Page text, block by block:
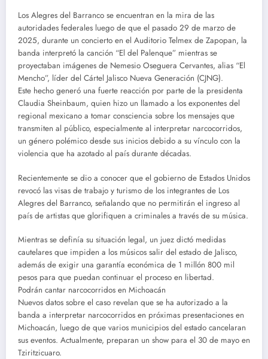
Los Alegres del Barranco se encuentran en la mira de las
autoridades federales luego de que el pasado 29 de marzo de
2025, durante un concierto en el Auditorio Telmex de Zapopan, la
banda interpretó la canción “El del Palenque” mientras se
proyectaban imágenes de Nemesio Oseguera Cervantes, alias “El
Mencho”, líder del Cártel Jalisco Nueva Generación (CJNG).
Este hecho generó una fuerte reacción por parte de la presidenta
Claudia Sheinbaum, quien hizo un llamado a los exponentes del
regional mexicano a tomar consciencia sobre los mensajes que
transmiten al público, especialmente al interpretar narcocorridos,
un género polémico desde sus inicios debido a su vínculo con la
violencia que ha azotado al país durante décadas.
Recientemente se dio a conocer que el gobierno de Estados Unidos
revocó las visas de trabajo y turismo de los integrantes de Los
Alegres del Barranco, señalando que no permitirán el ingreso al
país de artistas que glorifiquen a criminales a través de su música.
Mientras se definía su situación legal, un juez dictó medidas
cautelares que impiden a los músicos salir del estado de Jalisco,
además de exigir una garantía económica de 1 millón 800 mil
pesos para que puedan continuar el proceso en libertad.
Podrán cantar narcocorridos en Michoacán
Nuevos datos sobre el caso revelan que se ha autorizado a la
banda a interpretar narcocorridos en próximas presentaciones en
Michoacán, luego de que varios municipios del estado cancelaran
sus eventos. Actualmente, preparan un show para el 30 de mayo en
Tziritzicuaro.